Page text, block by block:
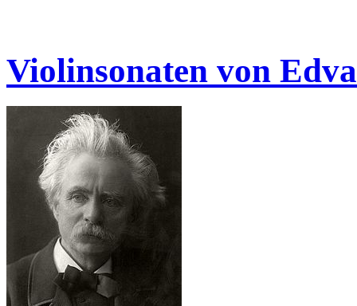
Violinsonaten von